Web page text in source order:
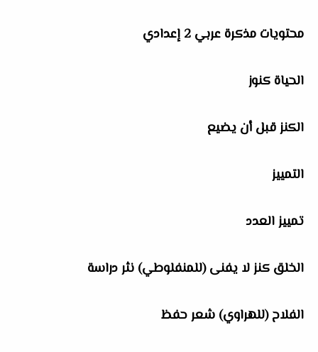
محتويات مذكرة عربي 2 إعدادي
الحياة كنوز
الكنز قبل أن يضيع
التمييز
تمييز العدد
الخلق كنز لا يفنى (للمنفلوطي) نثر دراسة
الفلاح (للهراوي) شعر حفظ